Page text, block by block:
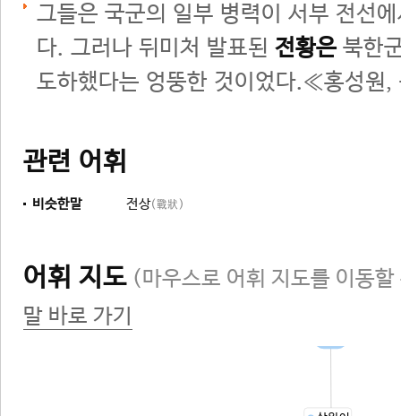
그들은 국군의 일부 병력이 서부 전선
다. 그러나 뒤미처 발표된 전황은 북한
도하했다는 엉뚱한 것이었다.≪홍성원
관련 어휘
비슷한말 전상(戰狀)
어휘 지도 (마우스로 어휘 지도를 이동
말 바로 가기